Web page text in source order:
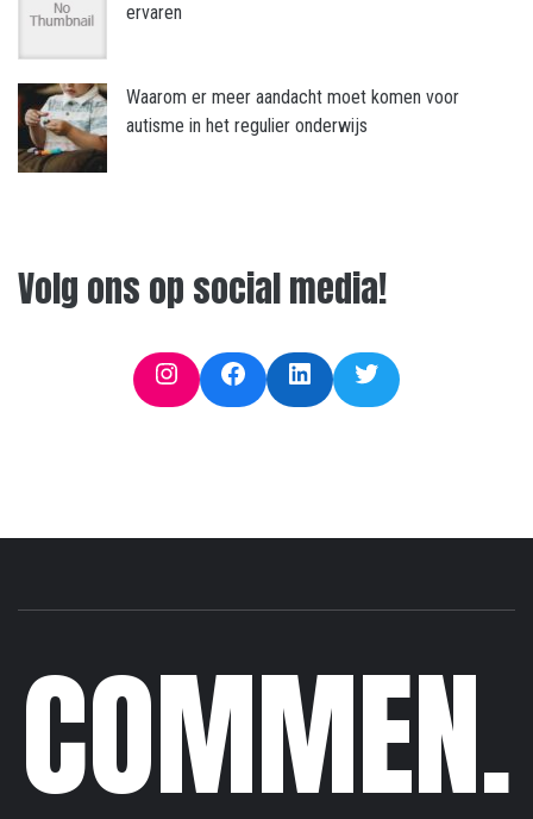
ervaren
Waarom er meer aandacht moet komen voor
autisme in het regulier onderwijs
Volg ons op social media!
InstagramFacebookLinkedInTwitter
COMMEN.